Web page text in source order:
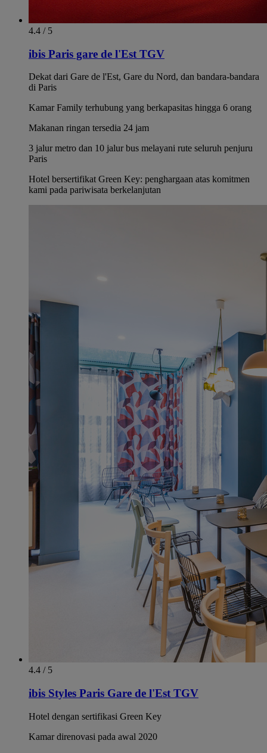
4.4 / 5
ibis Paris gare de l'Est TGV
Dekat dari Gare de l'Est, Gare du Nord, dan bandara-bandara
di Paris
Kamar Family terhubung yang berkapasitas hingga 6 orang
Makanan ringan tersedia 24 jam
3 jalur metro dan 10 jalur bus melayani rute seluruh penjuru
Paris
Hotel bersertifikat Green Key: penghargaan atas komitmen
kami pada pariwisata berkelanjutan
4.4 / 5
ibis Styles Paris Gare de l'Est TGV
Hotel dengan sertifikasi Green Key
Kamar direnovasi pada awal 2020